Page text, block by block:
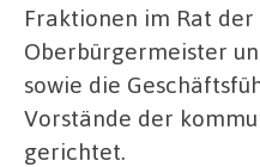
Fraktionen im Rat
Oberbürgermeister
sowie die
Vorstände der
gerichtet.